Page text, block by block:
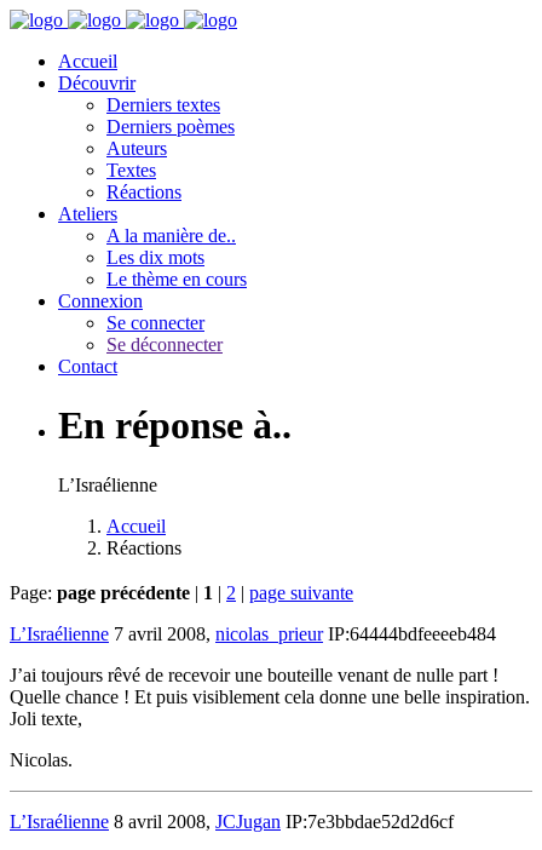
Accueil
Découvrir
Derniers textes
Derniers poèmes
Auteurs
Textes
Réactions
Ateliers
A la manière de..
Les dix mots
Le thème en cours
Connexion
Se connecter
Se déconnecter
Contact
En réponse à..
L’Israélienne
Accueil
Réactions
Page: page précédente | 1 | 2 | page suivante
L’Israélienne 7 avril 2008, nicolas_prieurIP:64444bdfeeeeb484
J’ai toujours rêvé de recevoir une bouteille venant de nulle part !
Quelle chance ! Et puis visiblement cela donne une belle inspiration.
Joli texte,
Nicolas.
L’Israélienne 8 avril 2008, JCJugan IP:7e3bbdae52d2d6cf